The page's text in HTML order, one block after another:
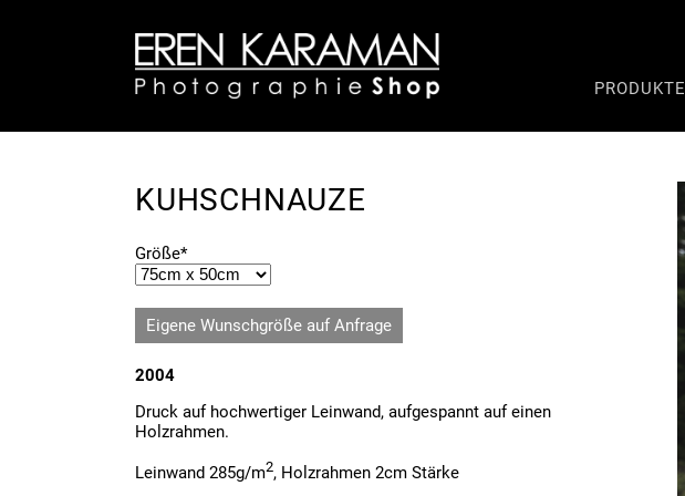
Navigation
PRODUKTE
KUHSCHNAUZE
Pflichtfeld
Größe*
Eigene Wunschgröße auf Anfrage
2004
Druck auf hochwertiger Leinwand, aufgespannt auf einen
Holzrahmen.
Leinwand 285g/m2, Holzrahmen 2cm Stärke